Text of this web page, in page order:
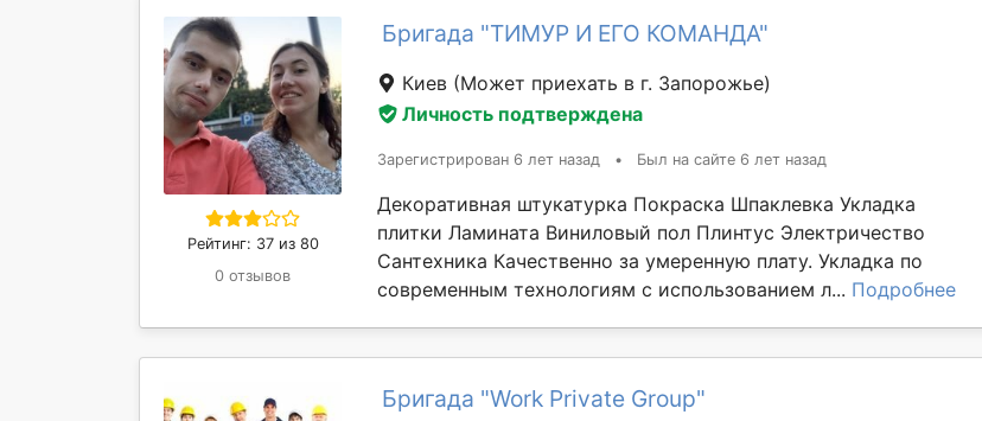
Рейтинг: 37 из 80
0 отзывов
Бригада "ТИМУР И ЕГО КОМАНДА"
Киев (Может приехать в г. Запорожье)
Личность подтверждена
Зарегистрирован 6 лет назад • Был на сайте 6 лет назад
Декоративная штукатурка Покраска Шпаклевка Укладка
плитки Ламината Виниловый пол Плинтус Электричество
Сантехника Качественно за умеренную плату. Укладка по
современным технологиям с использованием л... Подробнее
Бригада "Work Private Group"